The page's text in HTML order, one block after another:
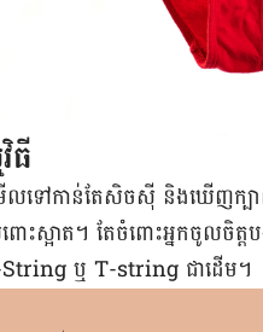
ធី
ើល​ទៅ​កាន់តែ​សិចស៊ី និង​ឃើញ​ក្បា
ស្អាត។ តែ​ចំពោះ​អ្នក​ចូលចិត្ត​
String ឬ T-string ជាដើម។